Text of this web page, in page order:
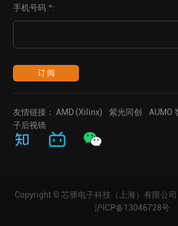
手机号码 *:
订 阅
友情链接： AMD (Xilinx) 紫光同创 AUMO
子后视镜
Copyright © 芯驿电子科技（上海）有限公
沪ICP备13046728号